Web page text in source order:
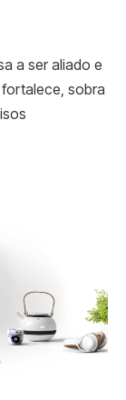
a ser aliado e
fortalece, sobra